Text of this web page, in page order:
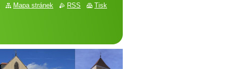
Mapa stránek RSS Tisk